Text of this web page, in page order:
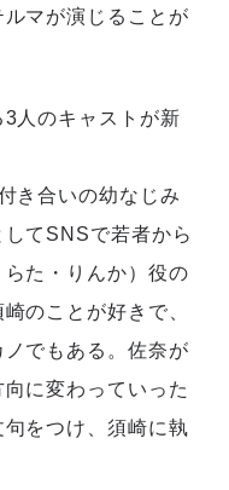
ルマが演じることが
人のキャストが新
き合いの幼なじみ
てSNSで若者から
た・りんか）役の
のことが好きで、
でもある。佐奈が
に変わっていった
をつけ、須崎に執